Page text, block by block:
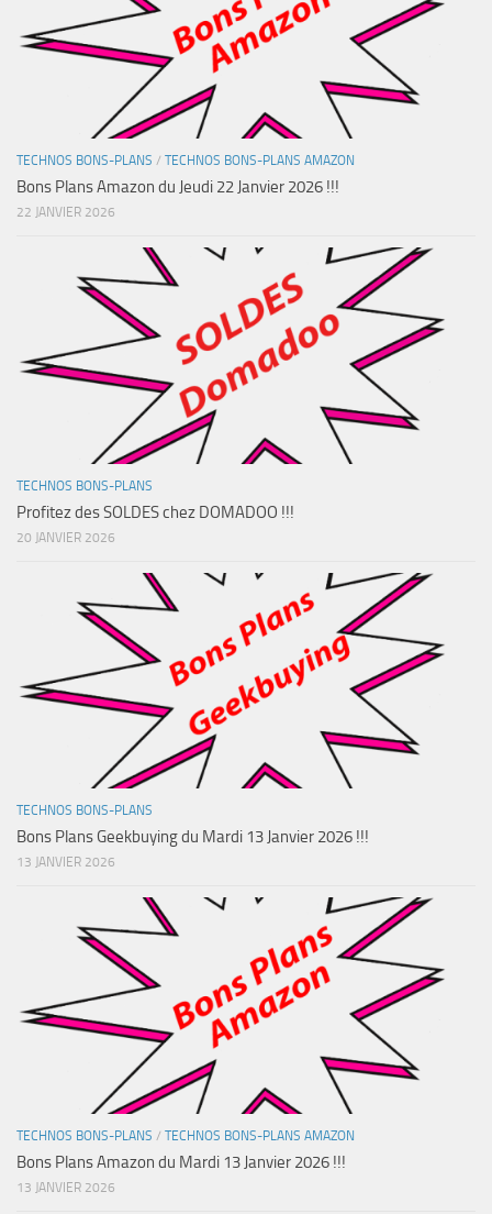
TECHNOS BONS-PLANS / TECHNOS BONS-PLANS AMAZON
Bons Plans Amazon du Jeudi 22 Janvier 2026 !!!
22 JANVIER 2026
TECHNOS BONS-PLANS
Profitez des SOLDES chez DOMADOO !!!
20 JANVIER 2026
TECHNOS BONS-PLANS
Bons Plans Geekbuying du Mardi 13 Janvier 2026 !!!
13 JANVIER 2026
TECHNOS BONS-PLANS / TECHNOS BONS-PLANS AMAZON
Bons Plans Amazon du Mardi 13 Janvier 2026 !!!
13 JANVIER 2026